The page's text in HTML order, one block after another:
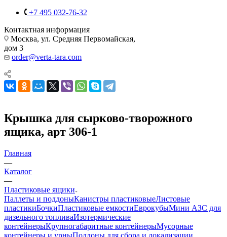
+7 495 032-76-32
Контактная информация
Москва, ул. Средняя Первомайская,
дом 3
order@verta-tara.com
Крышка для сырково-творожного
ящика, арт 306-1
Главная
—
Каталог
—
Пластиковые ящики
Паллеты и поддоныКанистры пластиковыеЛистовые
пластикиБочкиПластиковые емкостиЕврокубыМини АЗС для
дизельного топливаИзотермические
контейнерыКрупногабаритные контейнерыМусорные
контейнеры и урныПоддоны для сбора и локализации